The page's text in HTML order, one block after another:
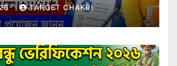
TARGET CHAKRI